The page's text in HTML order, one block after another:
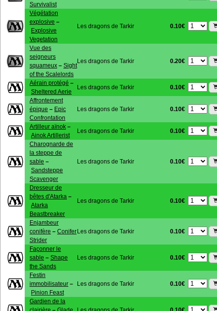
Survivalist
Végétation
explosive –
Explosive
Vegetation
Les dragons de Tarkir 0.10€
Vue des
seigneurs
squameux – Sight
of the Scalelords
Les dragons de Tarkir 0.20€
Aérain protégé –
Sheltered Aerie
Les dragons de Tarkir 0.10€
Affrontement
épique – Epic
Confrontation
Les dragons de Tarkir 0.10€
Artilleur aïnok –
Ainok Artillerist
Les dragons de Tarkir 0.10€
Charognarde de
la steppe de
sable –
Sandsteppe
Scavenger
Les dragons de Tarkir 0.10€
Dresseur de
bêtes d'Atarka –
Atarka
Beastbreaker
Les dragons de Tarkir 0.10€
Enjambeur
conifère – Conifer
Strider
Les dragons de Tarkir 0.10€
Façonner le
sable – Shape
the Sands
Les dragons de Tarkir 0.10€
Festin
immobilisateur –
Pinion Feast
Les dragons de Tarkir 0.10€
Gardien de la
0.10€